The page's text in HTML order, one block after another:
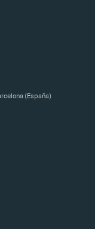
(España)